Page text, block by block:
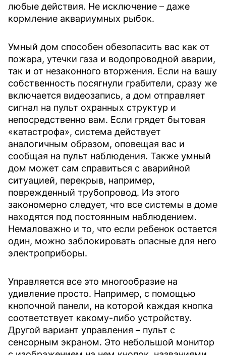
любые действия. Не исключение – даже
кормление аквариумных рыбок.
Умный дом способен обезопасить вас как от
пожара, утечки газа и водопроводной аварии,
так и от незаконного вторжения. Если на вашу
собственность посягнули грабители, сразу же
включается видеозапись, а дом отправляет
сигнал на пульт охранных структур и
непосредственно вам. Если грядет бытовая
«катастрофа», система действует
аналогичным образом, оповещая вас и
сообщая на пульт наблюдения. Также умный
дом может сам справиться с аварийной
ситуацией, перекрыв, например,
поврежденный трубопровод. Из этого
закономерно следует, что все системы в доме
находятся под постоянным наблюдением.
Немаловажно и то, что если ребенок остается
один, можно заблокировать опасные для него
электроприборы.
Управляется все это многообразие на
удивление просто. Например, с помощью
кнопочной панели, на которой каждая кнопка
соответствует какому-либо устройству.
Другой вариант управления – пульт с
сенсорным экраном. Это небольшой монитор